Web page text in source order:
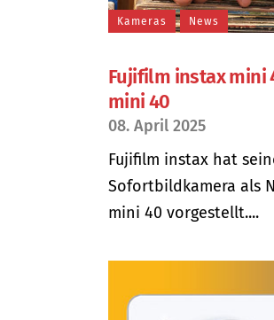
Kameras News
Fujifilm instax mini
mini 40
08. April 2025
Fujifilm instax hat
Sofortbildkamera als
mini 40 vorgestellt....